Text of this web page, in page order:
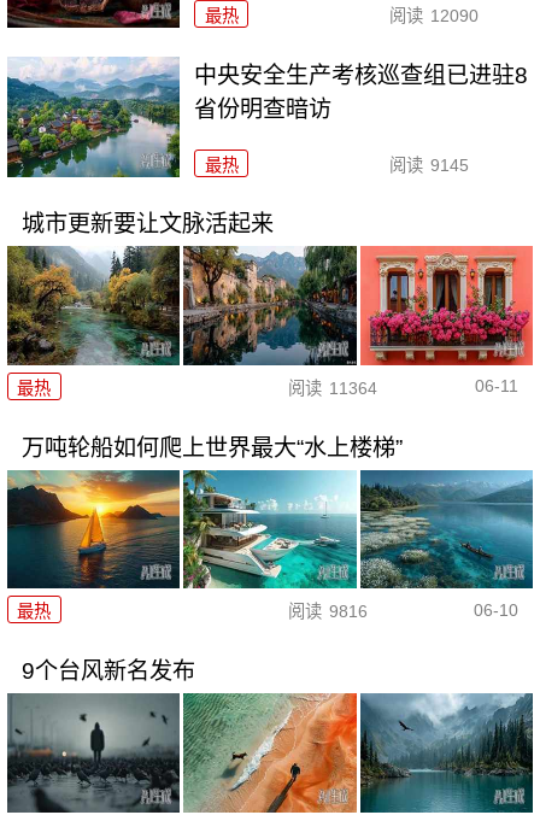
最热 阅读 12090
中央安全生产考核巡查组已进驻8
省份明查暗访
最热 阅读 9145
城市更新要让文脉活起来
最热 阅读 11364 06-11
万吨轮船如何爬上世界最大“水上楼梯”
最热 阅读 9816 06-10
9个台风新名发布